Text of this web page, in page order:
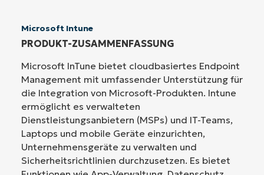
Microsoft Intune
PRODUKT-ZUSAMMENFASSUNG
Microsoft InTune bietet cloudbasiertes Endpoint
Management mit umfassender Unterstützung für
die Integration von Microsoft-Produkten. Intune
ermöglicht es verwalteten
Dienstleistungsanbietern (MSPs) und IT-Teams,
Laptops und mobile Geräte einzurichten,
Unternehmensgeräte zu verwalten und
Sicherheitsrichtlinien durchzusetzen. Es bietet